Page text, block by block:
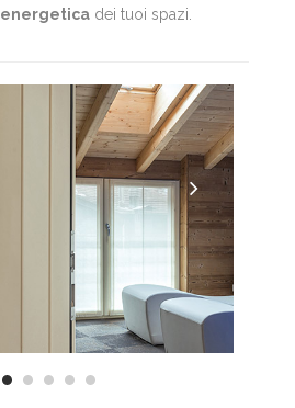
energeticadei tuoi spazi.